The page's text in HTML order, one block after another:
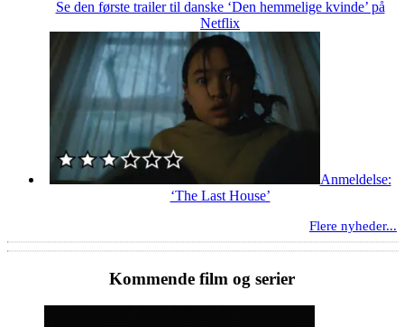
Se den første trailer til danske ‘Den hemmelige kvinde’ på
Netflix
Anmeldelse:
‘The Last House’
Flere nyheder...
Kommende film og serier